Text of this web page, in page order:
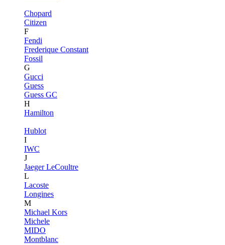
Chopard
Citizen
F
Fendi
Frederique Constant
Fossil
G
Gucci
Guess
Guess GC
H
Hamilton
Hublot
I
IWC
J
Jaeger LeCoultre
L
Lacoste
Longines
M
Michael Kors
Michele
MIDO
Montblanc